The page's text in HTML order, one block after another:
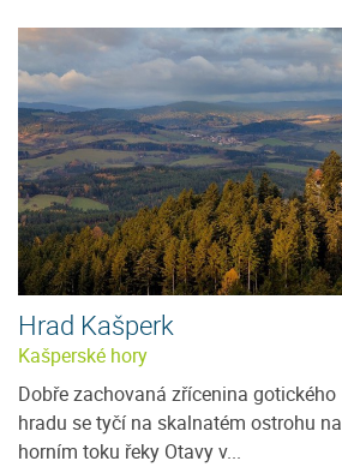
Hrad Kašperk
Kašperské hory
Dobře zachovaná zřícenina gotického
hradu se tyčí na skalnatém ostrohu na
horním toku řeky Otavy v...